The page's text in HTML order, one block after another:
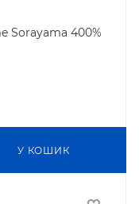
Sorayama 400%
У КОШИК